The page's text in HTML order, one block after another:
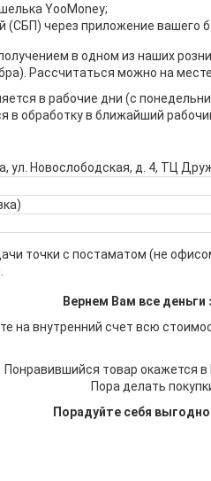
YooMoney;
через приложение вашего
в одном из наших
Рассчитаться можно на
в рабочие дни (с
в обработку в ближайший
ул. Новослободская, д. 4, ТЦ
точки с постаматом (не
Вернем Вам все
на внутренний счет всю
Понравившийся товар окажется
Пора делать
Порадуйте себя